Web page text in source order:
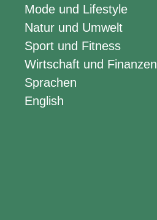
Mode und Lifestyle
Natur und Umwelt
Sport und Fitness
Wirtschaft und Finanzen
Sprachen
English